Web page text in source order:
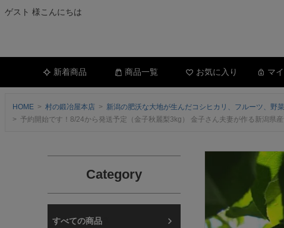
ゲスト 様こんにちは
新着商品 商品一覧 お気に入り マ
HOME 村の鍛冶屋本店
新潟の肥沃な大地が生んだコシヒカリ、フルーツ、野菜
予約開始です！8/24から発送予定（金子秋麗梨3kg） 金子さん夫妻が作る新潟県産
Category
村の鍛冶屋本店